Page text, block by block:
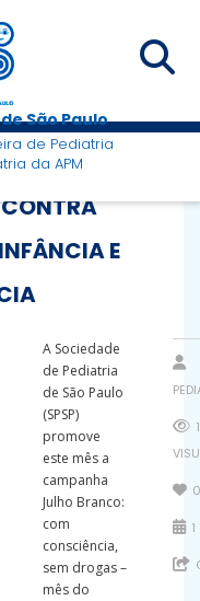
São Paulo
de Pediatria
da APM
E
A Sociedade
de Pediatria
de São Paulo
(SPSP)
promove
este mês a
campanha
Julho Branco:
com
consciência,
sem drogas –
mês do
0